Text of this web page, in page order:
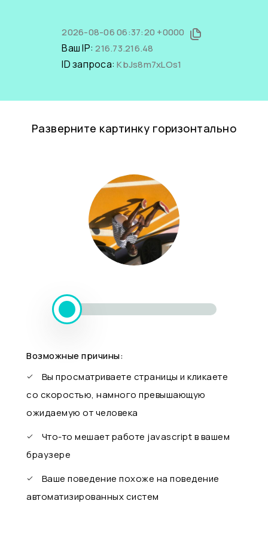
2026-08-06 06:37:20 +0000
Ваш IP:216.73.216.48
ID запроса:KbJs8m7xLOs1
Разверните картинку горизонтально
Возможные причины:
Вы просматриваете страницы и кликаете
со скоростью, намного превышающую
ожидаемую от человека
Что-то мешает работе javascript в вашем
браузере
Ваше поведение похоже на поведение
автоматизированных систем